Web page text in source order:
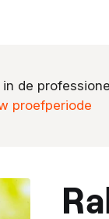
de
proefperiode
rabarber gekonfijt in